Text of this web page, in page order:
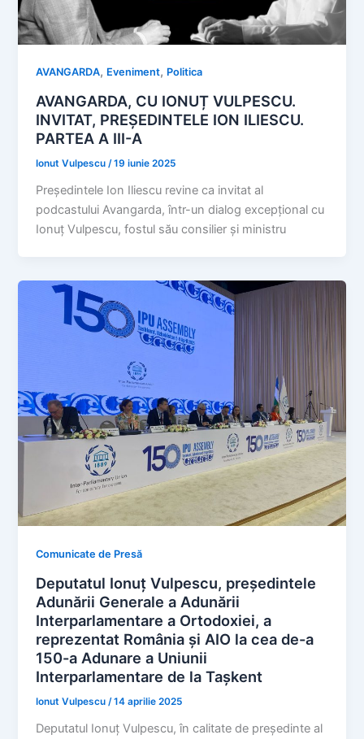
AVANGARDA, Eveniment, Politica
AVANGARDA, CU IONUȚ VULPESCU.
INVITAT, PREȘEDINTELE ION ILIESCU.
PARTEA A III-A
Ionut Vulpescu/19 iunie 2025
Președintele Ion Iliescu revine ca invitat al
podcastului Avangarda, într-un dialog excepțional cu
Ionuț Vulpescu, fostul său consilier și ministru
Comunicate de Presă
Deputatul Ionuț Vulpescu, președintele
Adunării Generale a Adunării
Interparlamentare a Ortodoxiei, a
reprezentat România și AIO la cea de-a
150-a Adunare a Uniunii
Interparlamentare de la Tașkent
Ionut Vulpescu /14 aprilie 2025
Deputatul Ionuț Vulpescu, în calitate de președinte al